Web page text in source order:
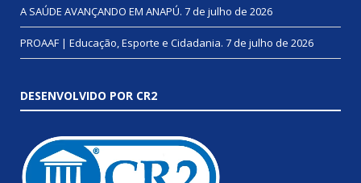
A SAÚDE AVANÇANDO EM ANAPÚ. 7 de julho de 2026
PROAAF | Educação, Esporte e Cidadania. 7 de julho de 2026
DESENVOLVIDO POR CR2